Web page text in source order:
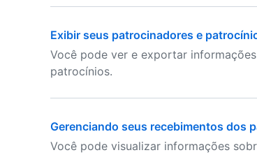
Exibir seus patrocinadores e
Você pode ver e exportar
patrocínios.
Gerenciando seus recebimentos dos
Você pode visualizar informações